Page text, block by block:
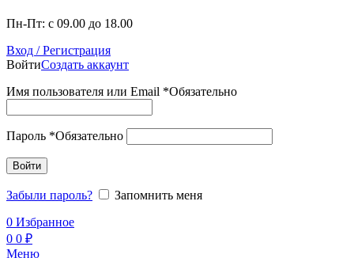
Пн-Пт: с 09.00 до 18.00
Вход / Регистрация
ВойтиСоздать аккаунт
Имя пользователя или Email *Обязательно
Пароль *Обязательно
Войти
Забыли пароль?
Запомнить меня
0 Избранное
0 0 ₽
Меню